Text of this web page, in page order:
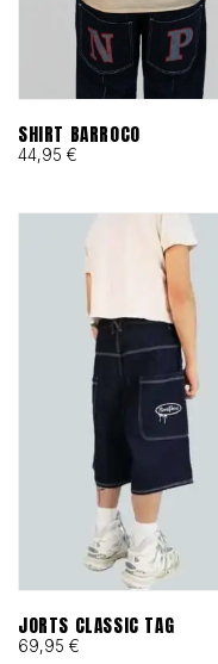
SHIRT BARROCO
44,95 €
JORTS CLASSIC TAG
69,95 €